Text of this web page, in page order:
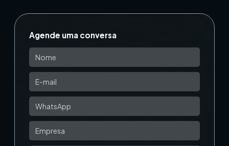
Agende uma conversa